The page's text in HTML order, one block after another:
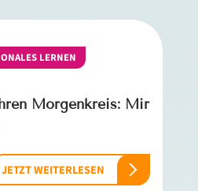
LERNEN
Morgenkreis: Mir
JETZT WEITERLESEN